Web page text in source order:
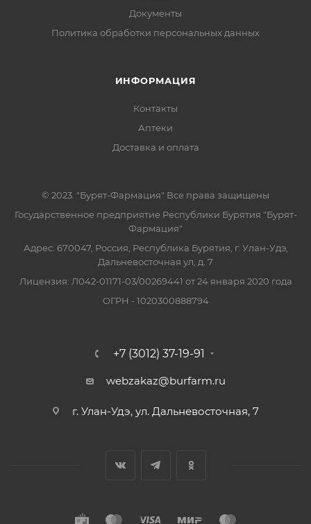
Документы
Политика обработки персональных данных
ИНФОРМАЦИЯ
Контакты
Аптеки
Доставка и оплата
© 2023. "Бурят-Фармация" Все права защищены
Государственное предприятие Республики Бурятия "Бурят-
Фармация"
Адрес: 670047, Россия, Республика Бурятия, г. Улан-Удэ,
Дальневосточная ул, д. 7
Лицензия: Л042-01171-03/00269441 от 24 января 2020 года
ОГРН - 1020300888794
+7 (3012) 37-19-91
webzakaz@burfarm.ru
г. Улан-Удэ, ул. Дальневосточная, 7